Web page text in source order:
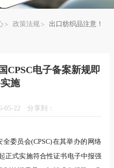
政策法规
出口纺织品注意！
CPSC电子备案新规即
施
05-22 分享到：
全委员会(CPSC)在其举办的网络
正式实施符合性证书电子中报强